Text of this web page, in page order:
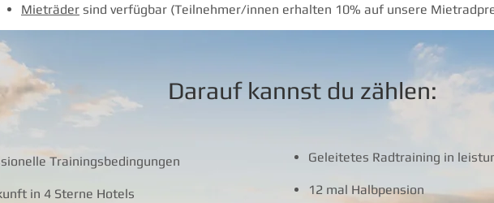
Mieträder sind verfügbar (Teilnehmer/innen erhalten 10% auf unsere
Darauf kannst du zählen:
Trainingsbedingungen
in 4 Sterne Hotels
Geleitetes Radtraining in
12 mal Halbpension